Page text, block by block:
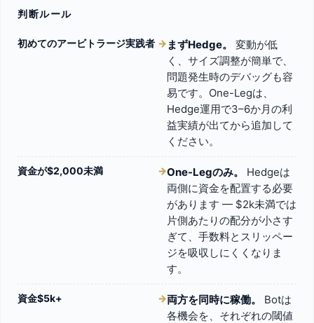
判断ルール
初めてのアービトラージ実践者 →まずHedge。
変動が低
く、サイズ調整が簡単で、
問題発生時のデバッグも容
易です。One-Legは、
Hedge運用で3–6か月の利
益実績が出てから追加して
ください。
資金が$2,000未満 →One-Legのみ。
Hedgeは
両側に資金を配置する必要
があります — $2k未満では
片側あたりの配分が小さす
ぎて、手数料とスリッペー
ジを吸収しにくくなりま
す。
資金$5k+ →両方を同時に稼働。
Botは
各機会を、それぞれの閾値